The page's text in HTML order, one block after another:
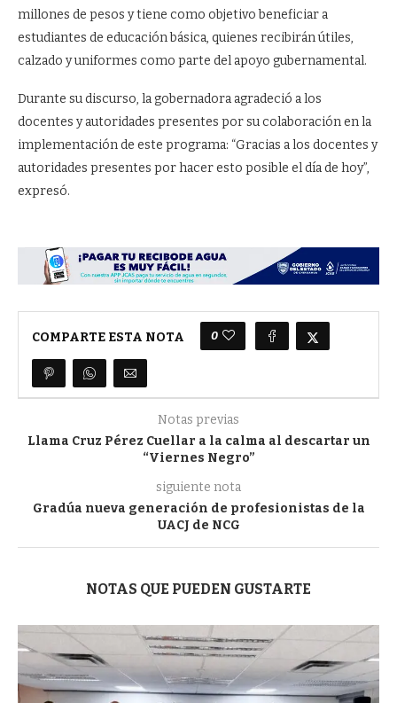
millones de pesos y tiene como objetivo beneficiar a
estudiantes de educación básica, quienes recibirán útiles,
calzado y uniformes como parte del apoyo gubernamental.
Durante su discurso, la gobernadora agradeció a los
docentes y autoridades presentes por su colaboración en la
implementación de este programa: “Gracias a los docentes y
autoridades presentes por hacer esto posible el día de hoy”,
expresó.
COMPARTE ESTA NOTA 0
Notas previas
Llama Cruz Pérez Cuellar a la calma al descartar un
“Viernes Negro”
siguiente nota
Gradúa nueva generación de profesionistas de la
UACJ de NCG
NOTAS QUE PUEDEN GUSTARTE